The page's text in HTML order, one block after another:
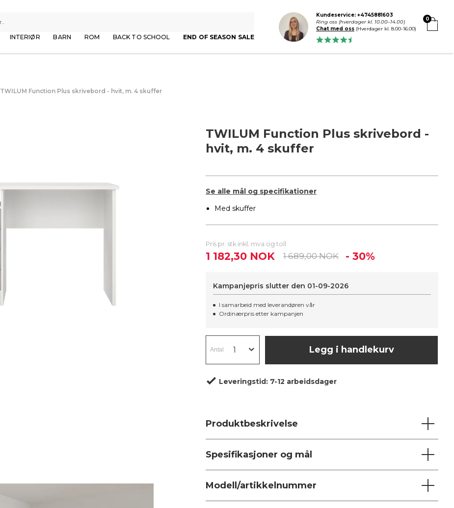
INTERIØR BARN ROM BACK TO SCHOOL END OF SEASON SALE
0
Kundeservice: +4745881603
Ring oss (hverdager kl. 10.00–14.00)
Chat med oss (Hverdager kl. 8.00-16.00)
TWILUM Function Plus skrivebord - hvit, m. 4 skuffer
TWILUM Function Plus skrivebord -
hvit, m. 4 skuffer
Se alle mål og specifikationer
Med skuffer
Pris pr. stk inkl. mva og toll
1 182,30 NOK 1 689,00 NOK - 30%
Kampanjepris slutter den 01-09-2026
I samarbeid med leverandøren vår
Ordinærpris etter kampanjen
Legg i handlekurv
Leveringstid: 7-12 arbeidsdager
Produktbeskrivelse
Spesifikasjoner og mål
Modell/artikkelnummer